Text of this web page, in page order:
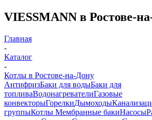
VIESSMANN в Ростове-
Главная
-
Каталог
-
Котлы в Ростове-на-Дону
АнтифризБаки для водыБаки для
топливаВодонагревателиГазовые
конвекторыГорелкиДымоходы
группыКотлы Мембранные бакиНасосы